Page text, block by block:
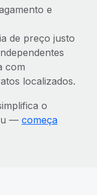
e
de preço justo
com
localizados.
o
— começa